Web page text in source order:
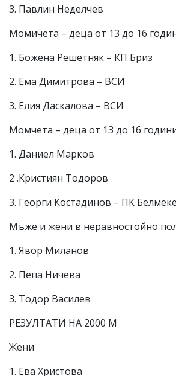
3. Павлин Неделчев
Момичета – деца от 13 до 16
1. Божена Решетняк – КП Бриз
2. Ема Димитрова – ВСИ
3. Елия Даскалова – ВСИ
Момчета – деца от 13 до 16
1. Даниел Марков
2 .Кристиян Тодоров
3. Георги Костадинов – ПК
Мъже и жени в неравностойно
1. Явор Миланов
2. Пепа Ничева
3. Тодор Василев
РЕЗУЛТАТИ НА 2000 М
Жени
1. Ева Христова